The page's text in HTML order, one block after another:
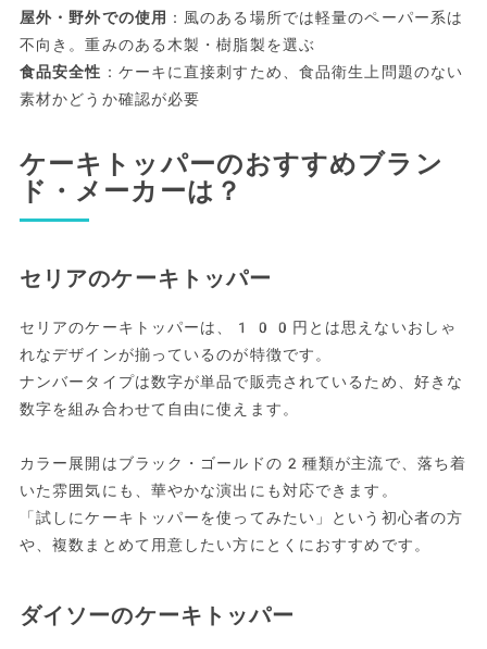
屋外・野外での使用 ：風のある場所では軽量のペーパー系は
不向き。重みのある木製・樹脂製を選ぶ
食品安全性 ：ケーキに直接刺すため、食品衛生上問題のない
素材かどうか確認が必要
ケーキトッパーのおすすめブラン
ド・メーカーは？
セリアのケーキトッパー
セリアのケーキトッパーは、100円とは思えないおしゃ
れなデザインが揃っているのが特徴です。
ナンバータイプは数字が単品で販売されているため、好きな
数字を組み合わせて自由に使えます。
カラー展開はブラック・ゴールドの2種類が主流で、落ち着
いた雰囲気にも、華やかな演出にも対応できます。
「試しにケーキトッパーを使ってみたい」という初心者の方
や、複数まとめて用意したい方にとくにおすすめです。
ダイソーのケーキトッパー